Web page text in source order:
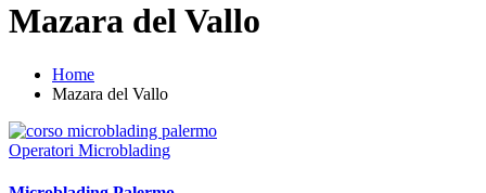
Mazara del Vallo
Home
Mazara del Vallo
Posted
Operatori Microblading